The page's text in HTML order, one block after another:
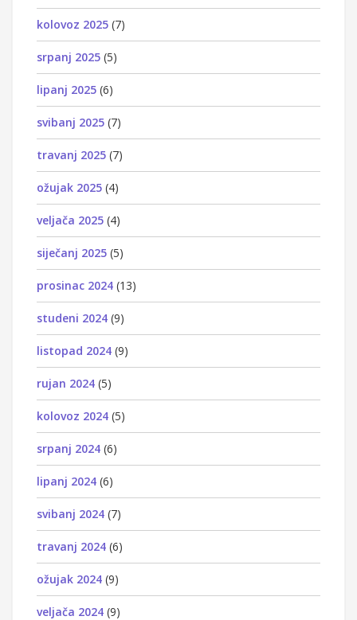
kolovoz 2025 (7)
srpanj 2025 (5)
lipanj 2025 (6)
svibanj 2025 (7)
travanj 2025 (7)
ožujak 2025 (4)
veljača 2025 (4)
siječanj 2025 (5)
prosinac 2024 (13)
studeni 2024 (9)
listopad 2024 (9)
rujan 2024 (5)
kolovoz 2024 (5)
srpanj 2024 (6)
lipanj 2024 (6)
svibanj 2024 (7)
travanj 2024 (6)
ožujak 2024 (9)
veljača 2024 (9)